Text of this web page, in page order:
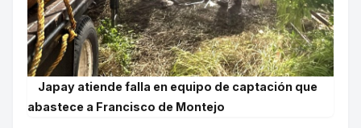
Japay atiende falla en equipo de captación que
abastece a Francisco de Montejo